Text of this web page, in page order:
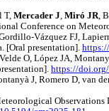
T, Mercader J, Miró JR,
Conference on
Vázquez FJ,
[Oral presentation].
O, López JA,
https://
J, Romero D, van